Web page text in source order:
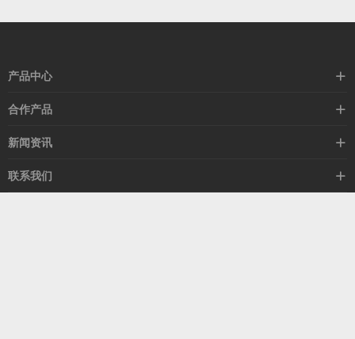
产品中心
高速线缆
以太网交换机
合作产品
希捷硬盘
新闻资讯
行业动态
技术视角
联系我们